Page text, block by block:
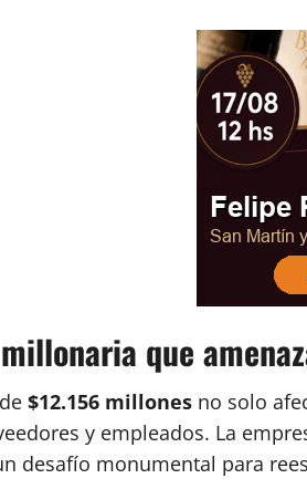
que
$12.156 millones no solo
y empleados. La
desafío monumental para